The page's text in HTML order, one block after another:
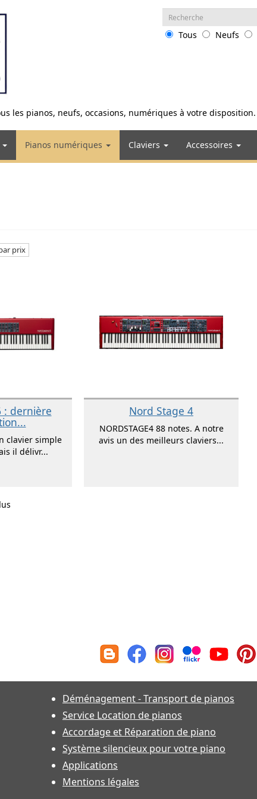
les pianos, neufs, occasions, numériques à votre disposition.
Recherche
:
Tous
Neufs
Pianos numériques Claviers Accessoires
prix
: dernière
clavier simple
il délivr...
Nord Stage 4
NORDSTAGE4 88 notes. A notre
avis un des meilleurs claviers...
Déménagement - Transport de pianos
Service Location de pianos
Accordage et Réparation de piano
Système silencieux pour votre piano
Applications
Mentions légales